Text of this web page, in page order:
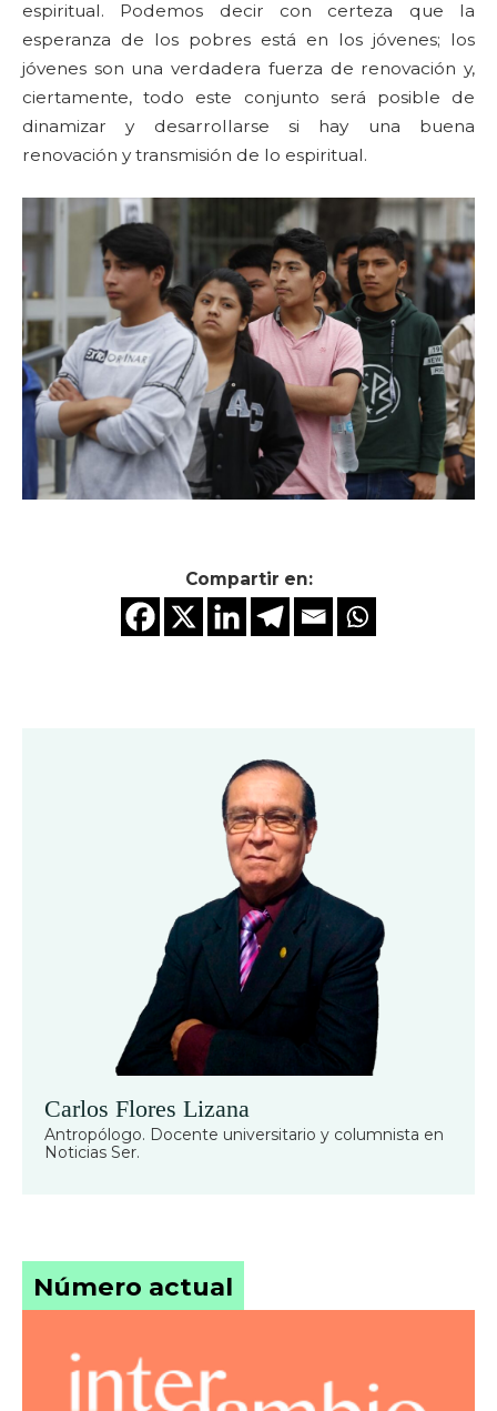
espiritual. Podemos decir con certeza que la
esperanza de los pobres está en los jóvenes; los
jóvenes son una verdadera fuerza de renovación y,
ciertamente, todo este conjunto será posible de
dinamizar y desarrollarse si hay una buena
renovación y transmisión de lo espiritual.
Compartir en:
Carlos Flores Lizana
Antropólogo. Docente universitario y columnista en
Noticias Ser.
Número actual